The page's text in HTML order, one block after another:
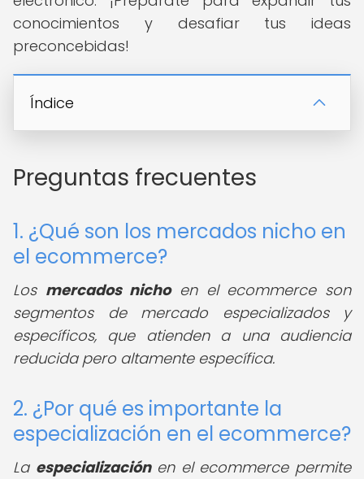
conocimientos y desafiar tus ideas
preconcebidas!
Índice
Preguntas frecuentes
1. ¿Qué son los mercados nicho en
el ecommerce?
Los mercados nichoen el ecommerce son
segmentos de mercado especializados y
específicos, que atienden a una audiencia
reducida pero altamente específica.
2. ¿Por qué es importante la
especialización en el ecommerce?
La especializaciónen el ecommerce permite